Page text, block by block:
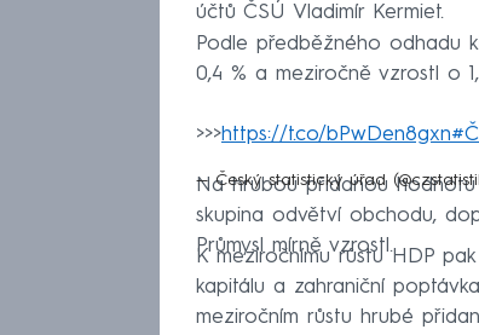
účtů ČSÚ Vladimír Kermiet.
Podle předběžného odhadu
0,4 % a meziročně vzrostl o
>>>https://t.co/bPwDen8gxn
— Český statistický úřad
Na hrubou přidanou hodnotu
skupina odvětví obchodu,
Průmysl mírně vzrostl.
K meziročnímu růstu HDP
kapitálu a zahraniční
meziročním růstu hrubé